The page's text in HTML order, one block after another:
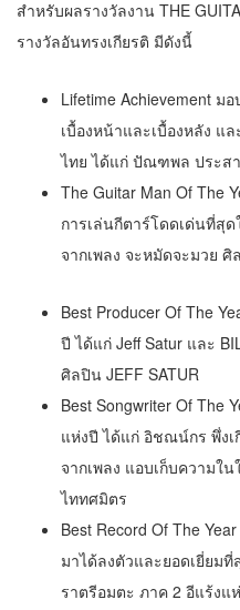
สำหรับผลรางวัลงาน THE
รางวัลอันทรงเกียรติ มีดังนี้
Lifetime Achievement ม
เบื้องหน้าและเบื้องหลัง แ
ไทย ได้แก่ ปัณฑพล ประส
The Guitar Man Of The
การเล่นกีตาร์โดดเด่นที่
จากเพลง จะหมัดจะมวย
Best Producer Of The
ปี ได้แก่ Jeff Satur และ
ศิลปิน JEFF SATUR
Best Songwriter Of The
แห่งปี ได้แก่ อิชณน์กร พึ่งเ
จากเพลง แอบเก็บความใ
ไททศมิตร
Best Record Of The
มาได้ลงตัวและยอดเยี่ยม
ราตรีอมตะ ภาค 2 อีแร้งแ